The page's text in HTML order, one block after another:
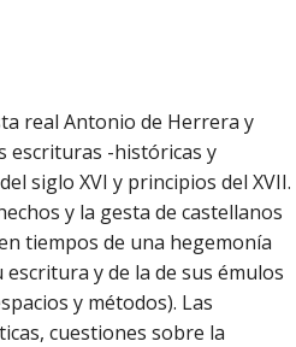
real Antonio de Herrera y
escrituras -históricas y
siglo XVI y principios del XVII.
y la gesta de castellanos
tiempos de una hegemonía
y de la de sus émulos
y métodos). Las
cuestiones sobre la